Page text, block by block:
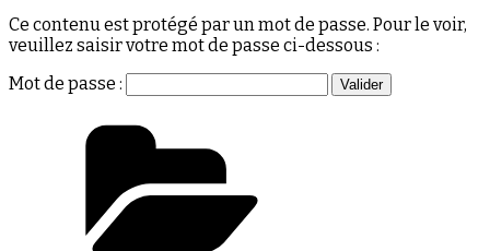
Ce contenu est protégé par un mot de passe. Pour le voir,
veuillez saisir votre mot de passe ci-dessous :
Mot de passe :